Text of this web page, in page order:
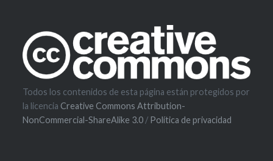
Todos los contenidos de esta página están protegidos por
la licencia Creative Commons Attribution-
NonCommercial-ShareAlike 3.0 / Política de privacidad